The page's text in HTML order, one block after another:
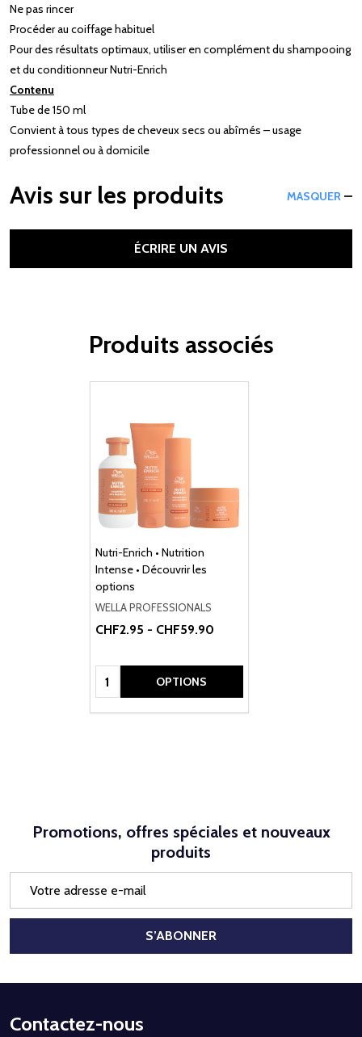
Ne pas rincer
Procéder au coiffage habituel
Pour des résultats optimaux, utiliser en complément du shampooing
et du conditionneur Nutri-Enrich
Contenu
Tube de 150 ml
Convient à tous types de cheveux secs ou abîmés – usage
professionnel ou à domicile
Avis sur les produits MASQUER
ÉCRIRE UN AVIS
Produits associés
Nutri-Enrich • Nutrition
Intense • Découvrir les
options
WELLA PROFESSIONALS
CHF2.95 - CHF59.90
Quantité: OPTIONS
Promotions, offres spéciales et nouveaux
produits
mail
S’ABONNER
Début
Contactez-nous